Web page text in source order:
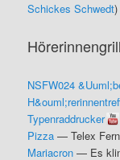
Schickes Schwedt
NSFW024
Typenraddrucker
Pizza —Telex
Mariacron — Es